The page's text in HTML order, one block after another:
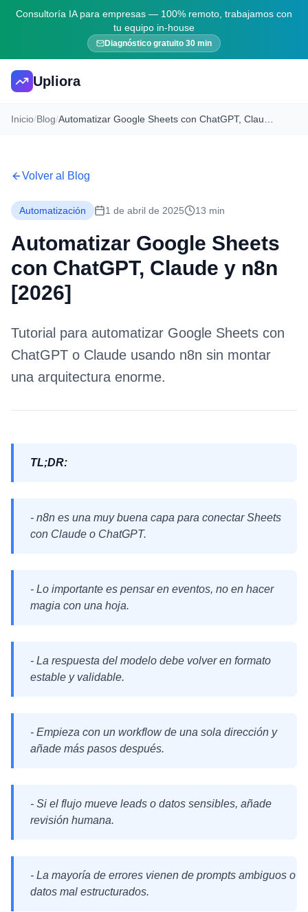
Consultoría IA para empresas — 100% remoto, trabajamos con
tu equipo in-house
Diagnóstico gratuito 30 min
Upliora
Inicio/Blog/
Volver al Blog
Automatización 1 de abril de 2025 13 min
Automatizar Google Sheets
con ChatGPT, Claude y n8n
[2026]
Tutorial para automatizar Google Sheets con
ChatGPT o Claude usando n8n sin montar
una arquitectura enorme.
TL;DR:
- n8n es una muy buena capa para conectar Sheets
con Claude o ChatGPT.
- Lo importante es pensar en eventos, no en hacer
magia con una hoja.
- La respuesta del modelo debe volver en formato
estable y validable.
- Empieza con un workflow de una sola dirección y
añade más pasos después.
- Si el flujo mueve leads o datos sensibles, añade
revisión humana.
- La mayoría de errores vienen de prompts ambiguos o
datos mal estructurados.